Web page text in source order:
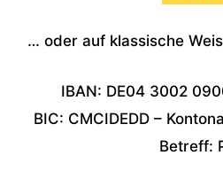
… oder auf klassische
IBAN: DE04 3002
BIC: CMCIDEDD –
Betreff: